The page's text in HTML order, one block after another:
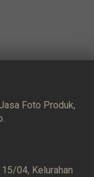
Foto Produk,
04, Kelurahan